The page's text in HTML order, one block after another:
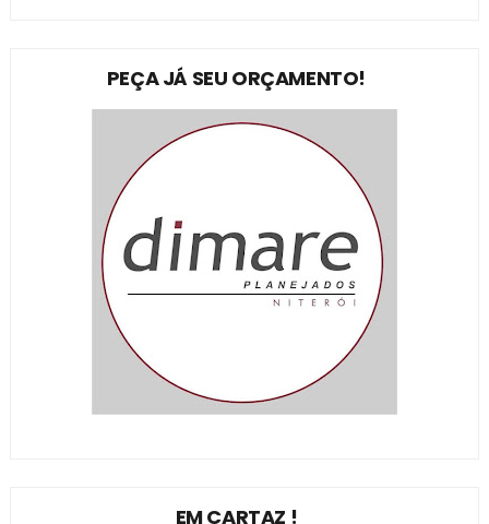
PEÇA JÁ SEU ORÇAMENTO!
EM CARTAZ !